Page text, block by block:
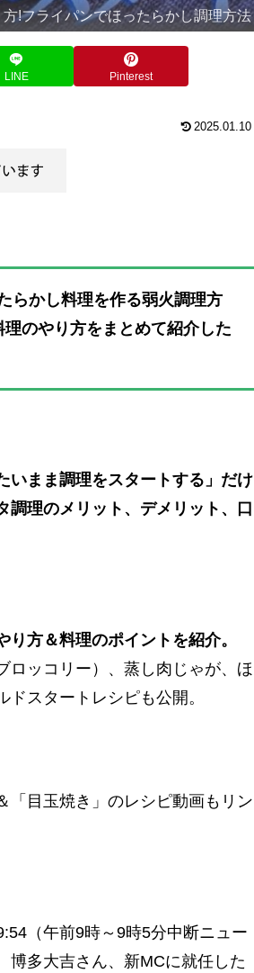
!フライパンでほったらかし調理方法
LINE Pinterest
2025.01.10
らかし料理を作る弱火調理方
のやり方をまとめて紹介した
いまま調理をスタートする」だけ
調理のメリット、デメリット、口
方＆料理のポイントを紹介。
ロッコリー）、蒸し肉じゃが、ほ
スタートレシピも公開。
「目玉焼き」のレシピ動画もリン
（午前9時～9時5分中断ニュー
博多大吉さん、新MCに就任した